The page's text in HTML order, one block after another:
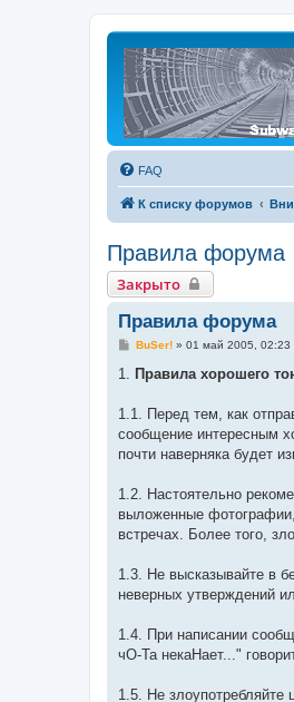
FAQ
К списку форумов
Правила форума
Закрыто
Правила форума
С
о
е
и
е
BuSer!» 01 май 2005, 02:23
1. Правила хорошего
1.1. Перед тем, как
сообщение интересным
почти наверняка будет
1.2. Настоятельно
выложенные
встречах. Более того,
1.3. Не высказывайте в
неверных утверждений
1.4. При написании
чО-Та некаНает..."
1.5. Не злоупотребляйте